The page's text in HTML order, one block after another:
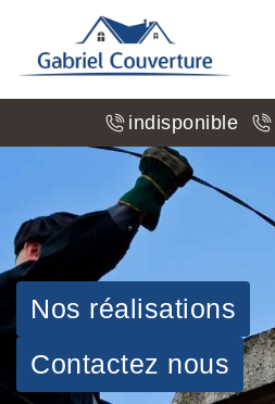
indisponible
Nos réalisations
Contactez nous